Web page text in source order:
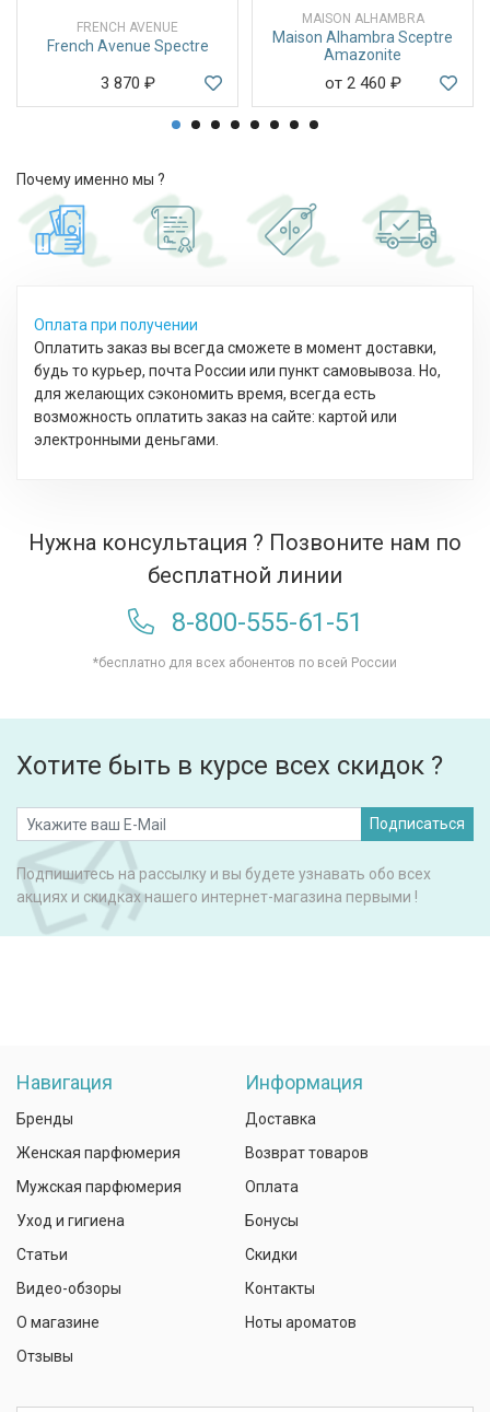
FRENCH AVENUE
French Avenue Spectre
3 870 ₽
MAISON ALHAMBRA
Maison Alhambra Sceptre
Amazonite
от 2 460 ₽
Почему именно мы ?
Оплата при получении
Оплатить заказ вы всегда сможете в момент доставки,
будь то курьер, почта России или пункт самовывоза. Но,
для желающих сэкономить время, всегда есть
возможность оплатить заказ на сайте: картой или
электронными деньгами.
Нужна консультация ? Позвоните нам по
бесплатной линии
8-800-555-61-51
*бесплатно для всех абонентов по всей России
Хотите быть в курсе всех скидок ?
Подписаться
Подпишитесь на рассылку и вы будете узнавать обо всех
акциях и скидках нашего интернет-магазина первыми !
Навигация
Бренды
Женская парфюмерия
Мужская парфюмерия
Уход и гигиена
Статьи
Видео-обзоры
О магазине
Отзывы
Информация
Доставка
Возврат товаров
Оплата
Бонусы
Скидки
Контакты
Ноты ароматов